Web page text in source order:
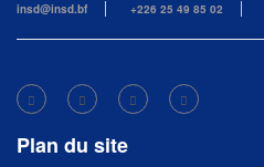
insd@insd.bf +226 25 49 85 02
Plan du site